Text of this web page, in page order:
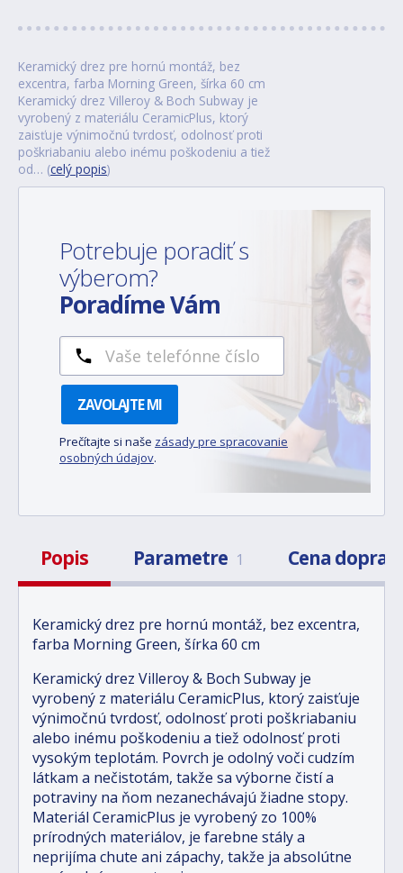
Keramický drez pre hornú montáž, bez
excentra, farba Morning Green, šírka 60 cm
Keramický drez Villeroy & Boch Subway je
vyrobený z materiálu CeramicPlus, ktorý
zaisťuje výnimočnú tvrdosť, odolnosť proti
poškriabaniu alebo inému poškodeniu a tiež
od… (celý popis)
Potrebuje poradiť s
výberom?
Poradíme Vám
ZAVOLAJTE MI
Prečítajte si naše zásady pre spracovanie
osobných údajov.
Popis Parametre 1 Cena
Keramický drez pre hornú montáž, bez excentra,
farba Morning Green, šírka 60 cm
Keramický drez Villeroy & Boch Subway je
vyrobený z materiálu CeramicPlus, ktorý zaisťuje
výnimočnú tvrdosť, odolnosť proti poškriabaniu
alebo inému poškodeniu a tiež odolnosť proti
vysokým teplotám. Povrch je odolný voči cudzím
látkam a nečistotám, takže sa výborne čistí a
potraviny na ňom nezanechávajú žiadne stopy.
Materiál CeramicPlus je vyrobený zo 100%
prírodných materiálov, je farebne stály a
neprijíma chute ani zápachy, takže ja absolútne